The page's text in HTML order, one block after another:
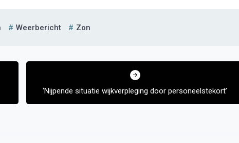
Weerbericht Zon
‘Nijpende situatie wijkverpleging door personeelstekort’